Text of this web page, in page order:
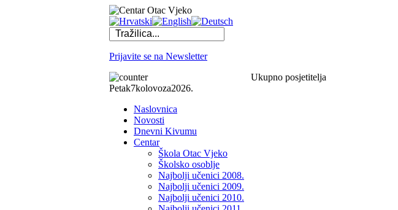
Prijavite se na Newsletter
Ukupno posjetitelja
Petak7kolovoza2026.
Naslovnica
Novosti
Dnevni Kivumu
Centar
Škola Otac Vjeko
Školsko osoblje
Najbolji učenici 2008.
Najbolji učenici 2009.
Najbolji učenici 2010.